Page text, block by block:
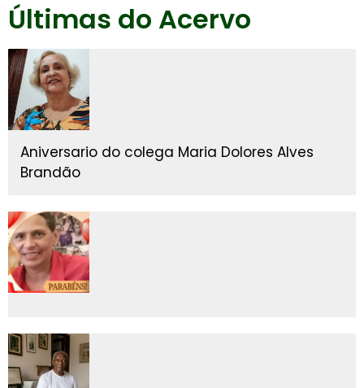
Últimas do Acervo
Aniversario do colega Maria Dolores Alves
Brandão